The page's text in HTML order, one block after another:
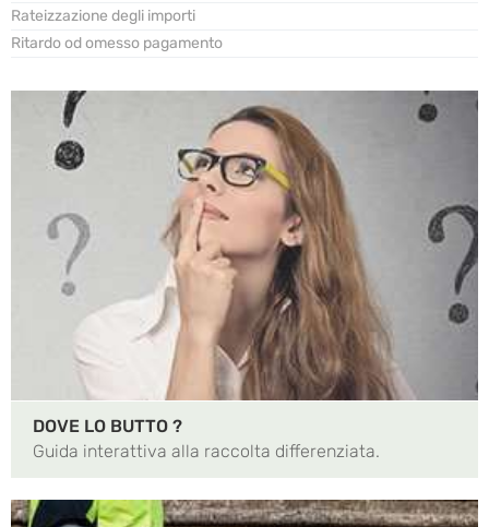
Rateizzazione degli importi
Ritardo od omesso pagamento
DOVE LO BUTTO ?
Guida interattiva alla raccolta differenziata.